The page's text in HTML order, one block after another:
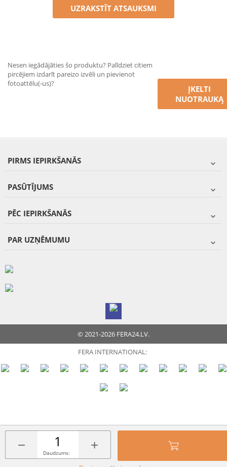
− +
Daudzums:
UZRAKSTĪT ATSAUKSMI
Nesen iegādājāties šo produktu? Palīdziet citiem
pircējiem izdarīt pareizo izvēli un pievienot
fotoattēlu(-us)?
ĮKELTI
NUOTRAUKĄ
PIRMS IEPIRKŠANĀS
PASŪTĪJUMS
PĒC IEPIRKŠANĀS
PAR UZŅĒMUMU
© 2021-2026 FERA24.LV.
FERA INTERNATIONAL: